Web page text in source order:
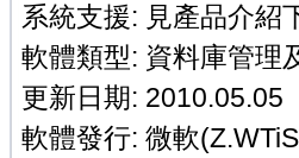
系統支援: 見產品介紹
軟體類型: 資料庫管理
更新日期: 2010.05.05
軟體發行: 微軟